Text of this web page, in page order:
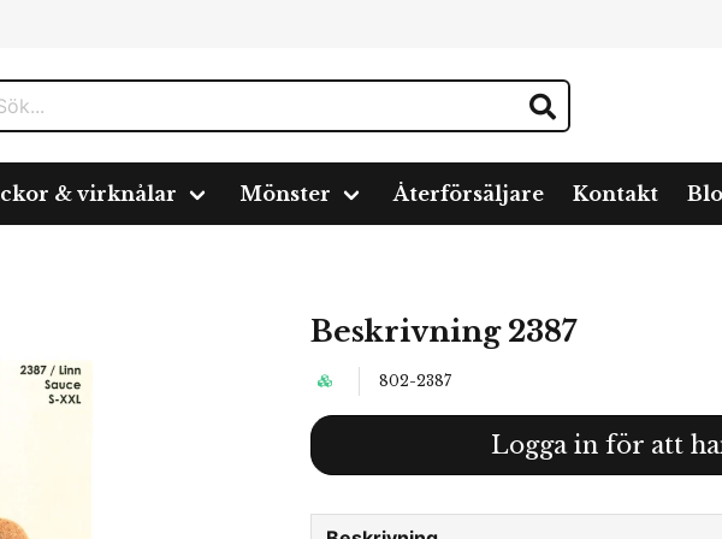
& virknålar Mönster Återförsäljare Kontakt
Beskrivning 2387
802-2387
Logga in för att